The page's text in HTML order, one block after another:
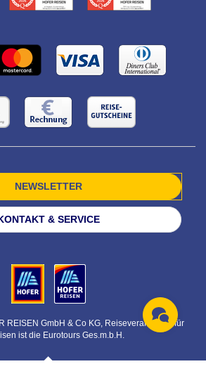
NEWSLETTER
& SERVICE
REISEN GmbH & Co KG, Reiseveranstalter für
ist die Eurotours Ges.m.b.H.